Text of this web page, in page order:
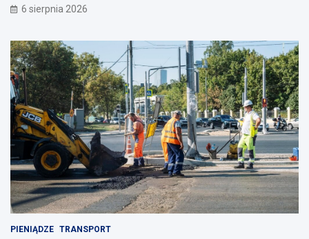
6 sierpnia 2026
PIENIĄDZE TRANSPORT